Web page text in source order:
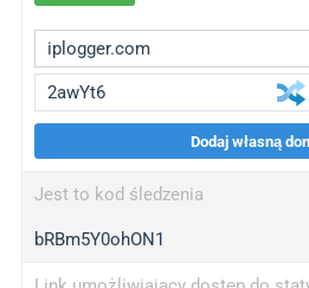
wl.gl
ed.tc
Dodaj własną
Jest to kod śledzenia
bRBm5Y0ohON1